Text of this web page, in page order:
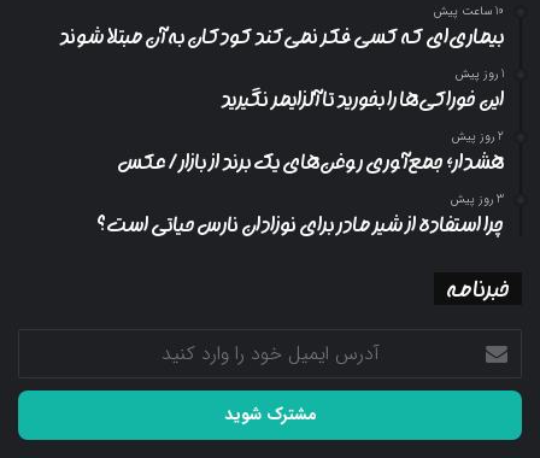
10 ساعت پیش
بیماری‌ای که کسی فکر نمی‌کند کودکان به آن مبتلا شوند
1 روز پیش
این خوراکی‌ها را بخورید تا آلزایمر نگیرید
2 روز پیش
هشدار؛ جمع‌آوری روغن‌های یک برند از بازار/ عکس
3 روز پیش
چرا استفاده از شیر مادر برای نوزادان نارس حیاتی است؟
خبرنامه
آدرس
ایمیل
خود
وارد